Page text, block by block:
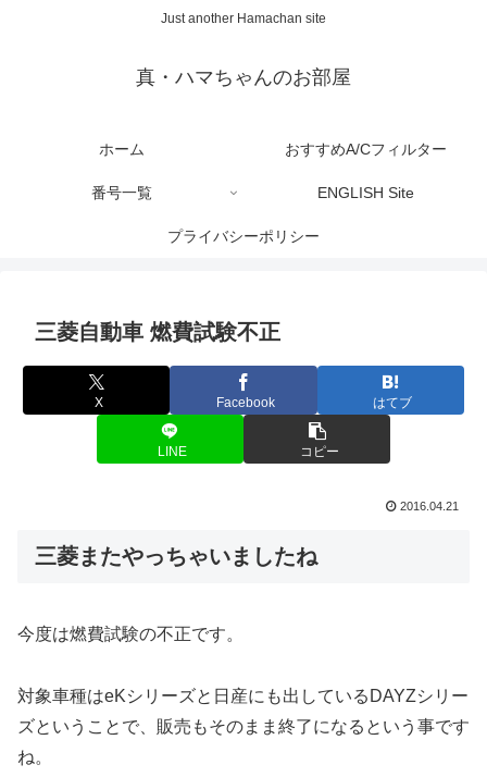
Just another Hamachan site
真・ハマちゃんのお部屋
ホーム おすすめA/Cフィルター
番号一覧 ENGLISH Site
プライバシーポリシー
三菱自動車 燃費試験不正
X Facebook はてブ
LINE コピー
2016.04.21
三菱またやっちゃいましたね
今度は燃費試験の不正です。
対象車種はeKシリーズと日産にも出しているDAYZシリー
ズということで、販売もそのまま終了になるという事です
ね。